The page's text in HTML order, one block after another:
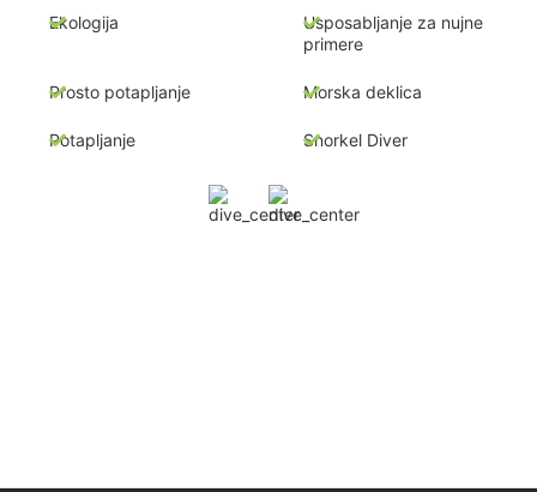
Ekologija
Usposabljanje za nujne
primere
Prosto potapljanje Morska deklica
Potapljanje Snorkel Diver